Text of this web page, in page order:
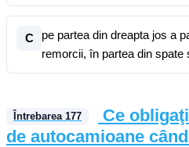
C
pe partea din dreapta jos a
remorcii, în partea din spate
Întrebarea 177
Ce
de autocamioane